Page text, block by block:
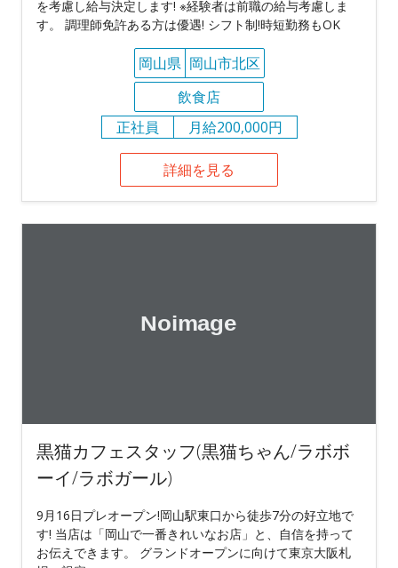
を考慮し給与決定します! ※経験者は前職の給与考慮しま
す。 調理師免許ある方は優遇! シフト制!時短勤務もOK
岡山県 岡山市北区
飲食店
正社員
月給200,000円
詳細を見る
黒猫カフェスタッフ(黒猫ちゃん/ラボボ
ーイ/ラボガール)
9月16日プレオープン!岡山駅東口から徒歩7分の好立地で
す! 当店は「岡山で一番きれいなお店」と、自信を持って
お伝えできます。 グランドオープンに向けて東京大阪札